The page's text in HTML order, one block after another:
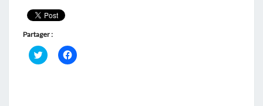
Partager :
C
l
C
l